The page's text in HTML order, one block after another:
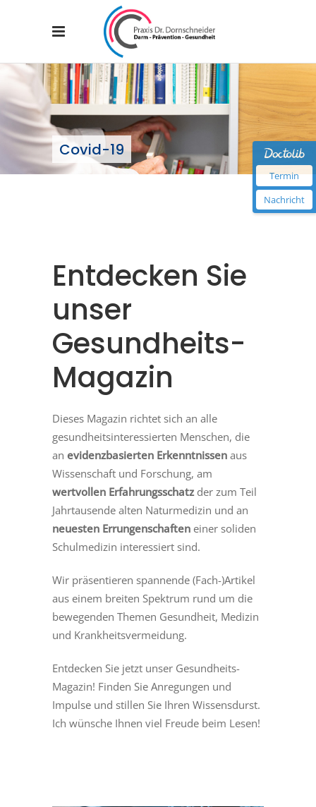
Covid-19
Entdecken Sie
unser
Gesundheits-
Magazin
Dieses Magazin richtet sich an alle
gesundheitsinteressierten Menschen, die
an evidenzbasierten Erkenntnissen aus
Wissenschaft und Forschung, am
wertvollen Erfahrungsschatz der zum Teil
Jahrtausende alten Naturmedizin und an
neuesten Errungenschaften einer soliden
Schulmedizin interessiert sind.
Wir präsentieren spannende (Fach-)Artikel
aus einem breiten Spektrum rund um die
bewegenden Themen Gesundheit, Medizin
und Krankheitsvermeidung.
Entdecken Sie jetzt unser Gesundheits-
Magazin! Finden Sie Anregungen und
Impulse und stillen Sie Ihren Wissensdurst.
Ich wünsche Ihnen viel Freude beim Lesen!
Termin
Nachricht